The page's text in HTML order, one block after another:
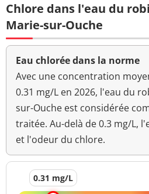
Chlore dans l'eau du
Marie-sur-Ouche
Eau chlorée dans la norme
Avec une concentration
0.31 mg/L en 2026, l'eau du
sur-Ouche est considérée
traitée. Au-delà de 0.3 mg/L,
et l'odeur du chlore.
0.31 mg/L